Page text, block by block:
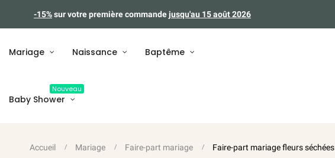
-15%sur votre première commandejusqu'au 15 août 2026
Mariage Naissance Baptême
Baby Shower
Nouveau
Accueil Mariage Faire-part mariage Faire-part mariage fleurs séchées